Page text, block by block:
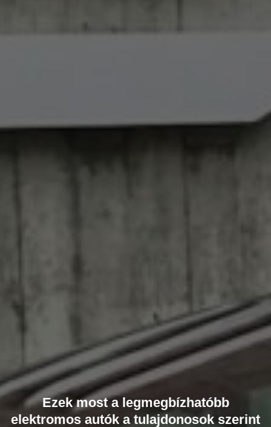
Ezek most a legmegbízhatóbb
elektromos autók a tulajdonosok szerint